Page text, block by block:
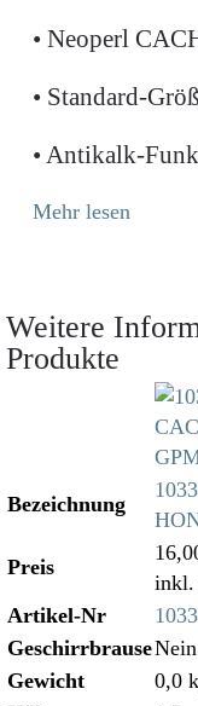
• Neoperl
• Standard-
• Antikalk-
Mehr lesen
Weitere
Produkte
Bezeichnung
Preis
inkl.
Artikel-Nr
GeschirrbrauseNein
Gewicht
0,0